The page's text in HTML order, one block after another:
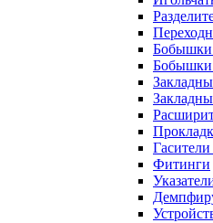
Фитинги